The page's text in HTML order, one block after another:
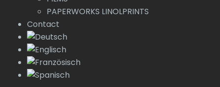
PAPERWORKS LINOLPRINTS
Contact